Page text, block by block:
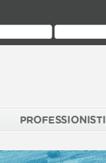
PROFESSIONISTI